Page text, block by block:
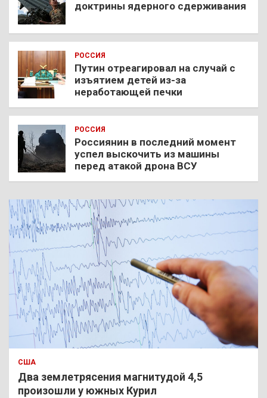
доктрины ядерного сдерживания
РОССИЯ
Путин отреагировал на случай с
изъятием детей из-за
неработающей печки
РОССИЯ
Россиянин в последний момент
успел выскочить из машины
перед атакой дрона ВСУ
США
Два землетрясения магнитудой 4,5
произошли у южных Курил